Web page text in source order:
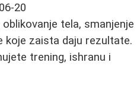
20
tela, smanjenje
koje zaista daju rezultate.
trening, ishranu i